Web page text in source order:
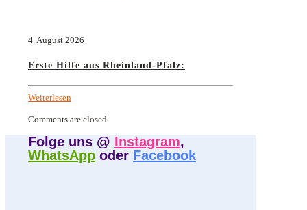
4. August 2026
Erste Hilfe aus Rheinland-Pfalz:
Weiterlesen
Comments are closed.
Folge uns @ Instagram,
WhatsApp oder Facebook